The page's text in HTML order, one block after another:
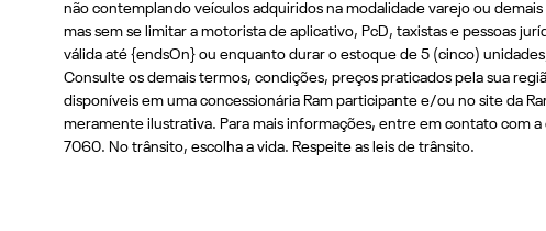
não contemplando veículos adquiridos na modalidade varejo ou
mas sem se limitar a motorista de aplicativo, PcD, taxistas e pessoas
válida até {endsOn} ou enquanto durar o estoque de 5 (cinco)
Consulte os demais termos, condições, preços praticados pela sua
disponíveis em uma concessionária Ram participante e/ou no site da
meramente ilustrativa. Para mais informações, entre em contato com
7060. No trânsito, escolha a vida. Respeite as leis de trânsito.